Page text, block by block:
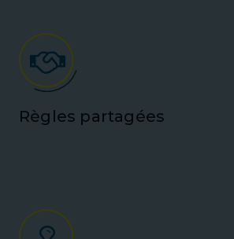
Règles partagées